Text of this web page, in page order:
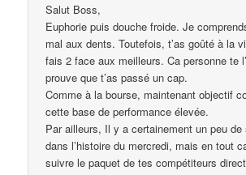
Salut Boss,
Euphorie puis douche froide. Je
mal aux dents. Toutefois, t’as goûté à la
fais 2 face aux meilleurs. Ca personne te
prouve que t’as passé un cap.
Comme à la bourse, maintenant objectif
cette base de performance élevée.
Par ailleurs, Il y a certainement un peu de
dans l’histoire du mercredi, mais en tout
suivre le paquet de tes compétiteurs